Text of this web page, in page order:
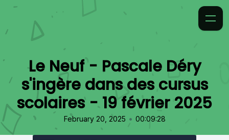
Le Neuf - Pascale Déry
s'ingère dans des cursus
scolaires - 19 février 2025
February 20, 2025 • 00:09:28